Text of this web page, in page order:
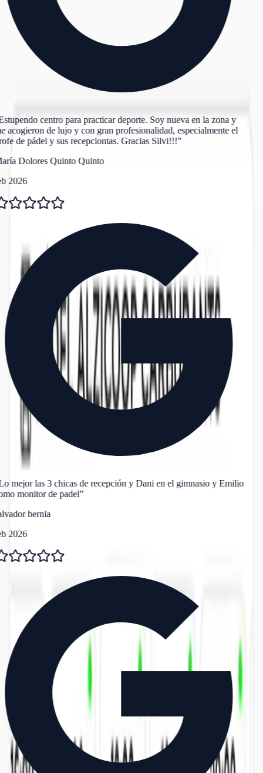
centro para practicar deporte. Soy nueva en la zona y
acogieron de lujo y con gran profesionalidad, especialmente el
de pádel y sus recepciontas. Gracias Silvi!!!”
Dolores Quinto Quinto
2026
mejor las 3 chicas de recepción y Dani en el gimnasio y Emilio
monitor de padel”
bernia
2026